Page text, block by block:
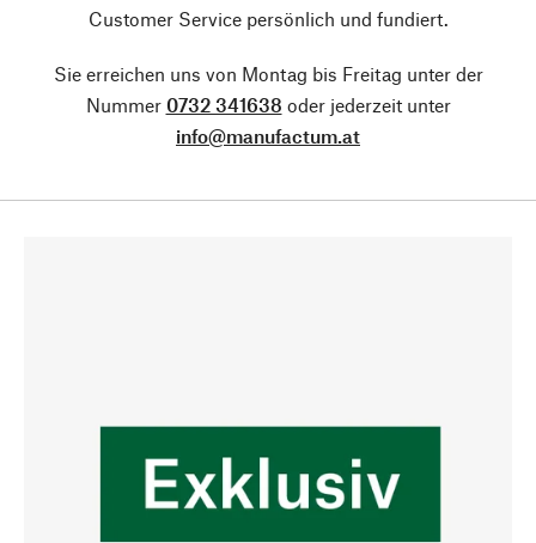
Customer Service persönlich und fundiert.
Sie erreichen uns von Montag bis Freitag unter der
Nummer 0732 341638 oder jederzeit unter
info@manufactum.at